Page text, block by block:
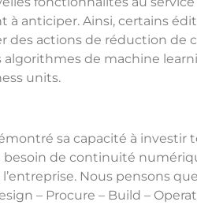
anticiper. Ainsi, certains
des actions de réduction de
algorithmes de machine
units.
sa capacité à investir
de continuité
Nous pensons
– Procure – Build –